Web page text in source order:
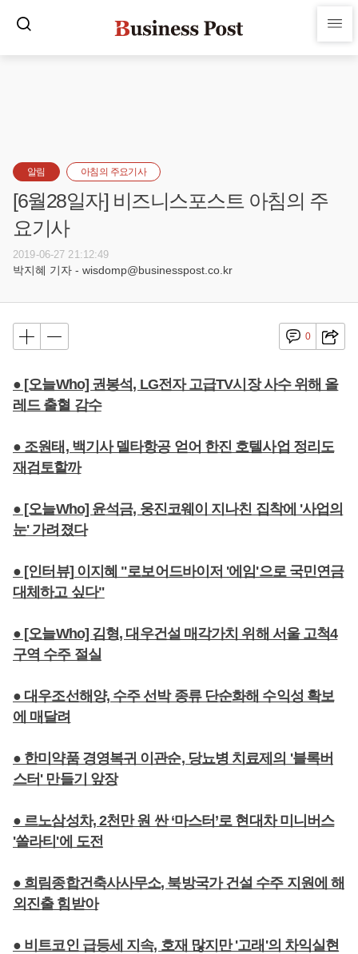
알림 아침의 주요기사
[6월28일자] 비즈니스포스트 아침의 주
요기사
2019-06-27 21:12:49
박지혜 기자 - wisdomp@businesspost.co.kr
0
● [오늘Who] 권봉석, LG전자 고급TV시장 사수 위해 올
레드 출혈 감수
● 조원태, 백기사 델타항공 얻어 한진 호텔사업 정리도
재검토할까
● [오늘Who] 윤석금, 웅진코웨이 지나친 집착에 '사업의
눈' 가려졌다
● [인터뷰] 이지혜 "로보어드바이저 '에임'으로 국민연금
대체하고 싶다"
● [오늘Who] 김형, 대우건설 매각가치 위해 서울 고척4
구역 수주 절실
● 대우조선해양, 수주 선박 종류 단순화해 수익성 확보
에 매달려
● 한미약품 경영복귀 이관순, 당뇨병 치료제의 '블록버
스터' 만들기 앞장
● 르노삼성차, 2천만 원 싼 ‘마스터’로 현대차 미니버스
'쏠라티'에 도전
● 희림종합건축사사무소, 북방국가 건설 수주 지원에 해
외진출 힘받아
● 비트코인 급등세 지속, 호재 많지만 '고래'의 차익실현